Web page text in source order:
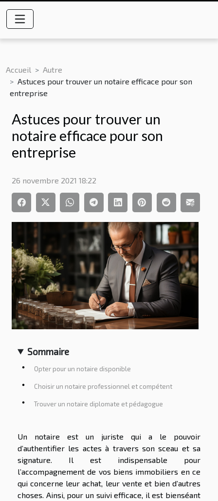
Accueil
Autre
Astuces pour trouver un notaire efficace pour son
entreprise
Astuces pour trouver un
notaire efficace pour son
entreprise
26 novembre 2021 18:22
Sommaire
Opter pour un notaire disponible
Choisir un notaire professionnel et compétent
Trouver un notaire diplomate et pédagogue
Un notaire est un juriste qui a le pouvoir
d’authentifier les actes à travers son sceau et sa
signature. Il est indispensable pour
l’accompagnement de vos biens immobiliers en ce
qui concerne leur achat, leur vente et bien d’autres
choses. Ainsi, pour un suivi efficace, il est bienséant